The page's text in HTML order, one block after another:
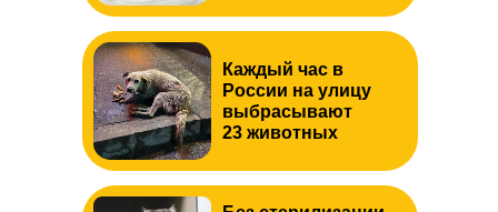
Каждый час в
России на улицу
выбрасывают
23 животных